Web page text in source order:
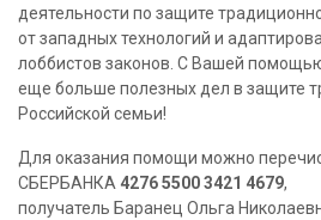
деятельности по защите
от западных технологий и
лоббистов законов. С Вашей
еще больше полезных дел в защите
Российской семьи!
Для оказания помощи можно
СБЕРБАНКА 4276 5500 3421 4679,
получатель Баранец Ольга